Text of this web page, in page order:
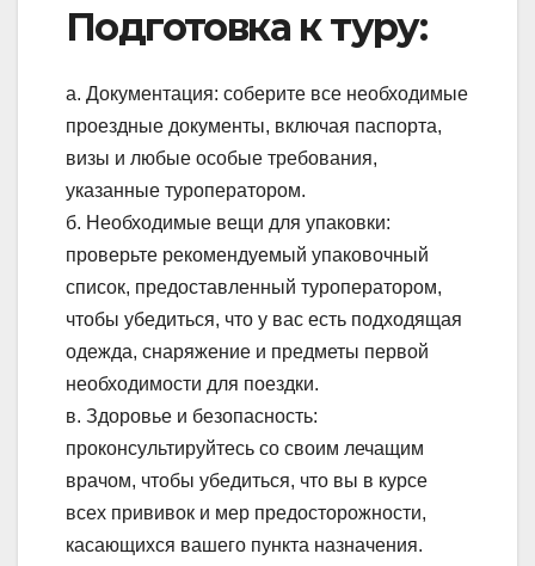
Подготовка к туру:
а. Документация: соберите все необходимые
проездные документы, включая паспорта,
визы и любые особые требования,
указанные туроператором.
б. Необходимые вещи для упаковки:
проверьте рекомендуемый упаковочный
список, предоставленный туроператором,
чтобы убедиться, что у вас есть подходящая
одежда, снаряжение и предметы первой
необходимости для поездки.
в. Здоровье и безопасность:
проконсультируйтесь со своим лечащим
врачом, чтобы убедиться, что вы в курсе
всех прививок и мер предосторожности,
касающихся вашего пункта назначения.